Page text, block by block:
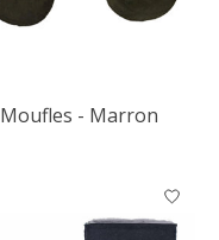
Moufles - Marron